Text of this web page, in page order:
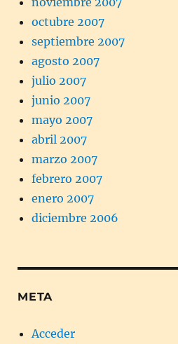
octubre 2007
septiembre 2007
agosto 2007
julio 2007
junio 2007
mayo 2007
abril 2007
marzo 2007
febrero 2007
enero 2007
diciembre 2006
META
Acceder